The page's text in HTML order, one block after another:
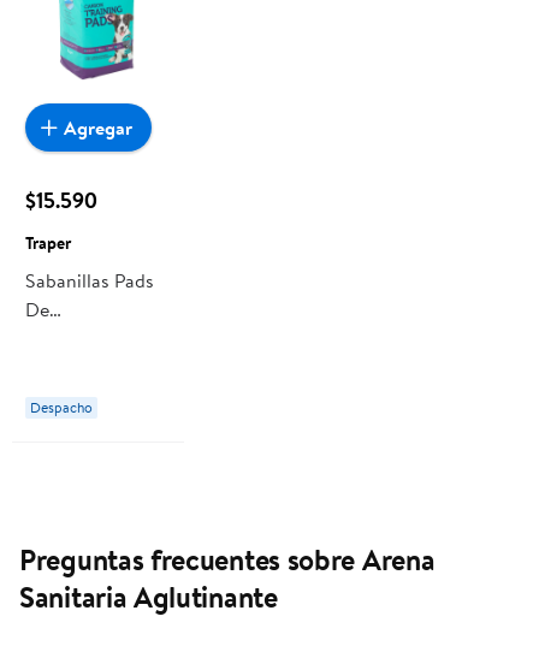
$15.590
Traper
Sabanillas Pads
De
Carbon Xl 90x60
Cm 30 Un Traper
Despacho
Agregar
Preguntas frecuentes sobre Arena
Sanitaria Aglutinante